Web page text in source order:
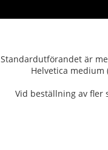
Standardutförandet är
Helvetica
Vid beställning av fler